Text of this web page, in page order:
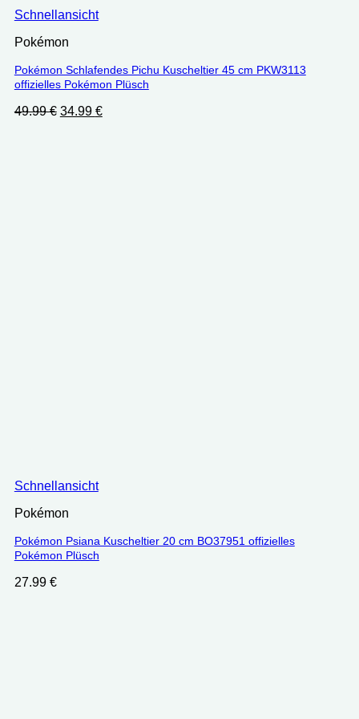
Schnellansicht
Pokémon
Pokémon Schlafendes Pichu Kuscheltier 45 cm PKW3113
offizielles Pokémon Plüsch
49.99€ Ursprünglicher
34.99 €Aktueller
Schnellansicht
Pokémon
Pokémon Psiana Kuscheltier 20 cm BO37951 offizielles
Pokémon Plüsch
27.99 €